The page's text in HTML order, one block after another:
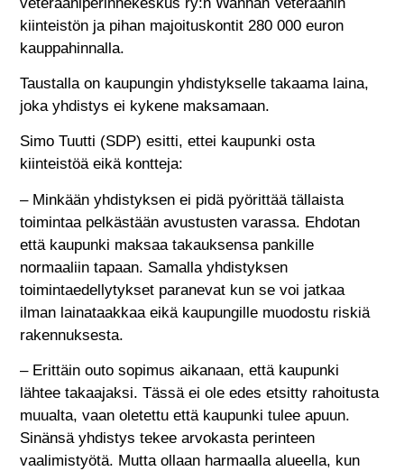
kiinteistön ja pihan majoituskontit 280 000 euron
kauppahinnalla.
Taustalla on kaupungin yhdistykselle takaama laina,
joka yhdistys ei kykene maksamaan.
Simo Tuutti (SDP) esitti, ettei kaupunki osta
kiinteistöä eikä kontteja:
– Minkään yhdistyksen ei pidä pyörittää tällaista
toimintaa pelkästään avustusten varassa. Ehdotan
että kaupunki maksaa takauksensa pankille
normaaliin tapaan. Samalla yhdistyksen
toimintaedellytykset paranevat kun se voi jatkaa
ilman lainataakkaa eikä kaupungille muodostu riskiä
rakennuksesta.
– Erittäin outo sopimus aikanaan, että kaupunki
lähtee takaajaksi. Tässä ei ole edes etsitty rahoitusta
muualta, vaan oletettu että kaupunki tulee apuun.
Sinänsä yhdistys tekee arvokasta perinteen
vaalimistyötä. Mutta ollaan harmaalla alueella, kun